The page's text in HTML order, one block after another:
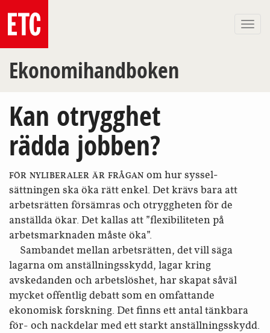
Ekonomihandboken
Kan otrygghet
rädda jobben?
FÖR NYLIBERALER ÄR FRÅGAN om hur syssel­
sättningen ska öka rätt enkel. Det krävs bara att
arbetsrätten försämras och otryggheten för de
anställda ökar. Det kallas att ”flexibiliteten på
arbets­marknaden måste öka”.
Sambandet mellan arbetsrätten, det vill säga
lagarna om anställnings­skydd, lagar kring
avskedanden och arbetslöshet, har skapat såväl
mycket offentlig debatt som en omfattande
ekonomisk forskning. Det finns ett antal tänkbara
för- och nackdelar med ett starkt anställnings­skydd.